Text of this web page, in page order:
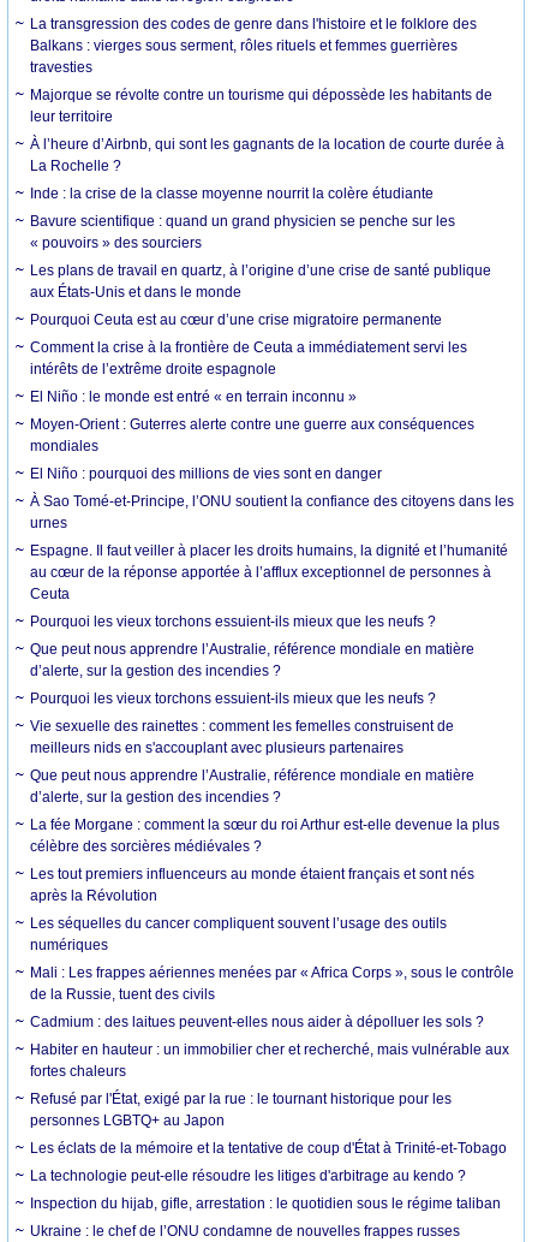
La transgression des codes de genre dans l'histoire et le folklore des
Balkans : vierges sous serment, rôles rituels et femmes guerrières
travesties
Majorque se révolte contre un tourisme qui dépossède les habitants de
leur territoire
À l’heure d’Airbnb, qui sont les gagnants de la location de courte durée à
La Rochelle ?
Inde : la crise de la classe moyenne nourrit la colère étudiante
Bavure scientifique : quand un grand physicien se penche sur les
« pouvoirs » des sourciers
Les plans de travail en quartz, à l’origine d’une crise de santé publique
aux États-Unis et dans le monde
Pourquoi Ceuta est au cœur d’une crise migratoire permanente
Comment la crise à la frontière de Ceuta a immédiatement servi les
intérêts de l’extrême droite espagnole
El Niño : le monde est entré « en terrain inconnu »
Moyen-Orient : Guterres alerte contre une guerre aux conséquences
mondiales
El Niño : pourquoi des millions de vies sont en danger
À Sao Tomé-et-Principe, l’ONU soutient la confiance des citoyens dans les
urnes
Espagne. Il faut veiller à placer les droits humains, la dignité et l’humanité
au cœur de la réponse apportée à l’afflux exceptionnel de personnes à
Ceuta
Pourquoi les vieux torchons essuient-ils mieux que les neufs ?
Que peut nous apprendre l’Australie, référence mondiale en matière
d’alerte, sur la gestion des incendies ?
Pourquoi les vieux torchons essuient-ils mieux que les neufs ?
Vie sexuelle des rainettes : comment les femelles construisent de
meilleurs nids en s'accouplant avec plusieurs partenaires
Que peut nous apprendre l’Australie, référence mondiale en matière
d’alerte, sur la gestion des incendies ?
La fée Morgane : comment la sœur du roi Arthur est-elle devenue la plus
célèbre des sorcières médiévales ?
Les tout premiers influenceurs au monde étaient français et sont nés
après la Révolution
Les séquelles du cancer compliquent souvent l’usage des outils
numériques
Mali : Les frappes aériennes menées par « Africa Corps », sous le contrôle
de la Russie, tuent des civils
Cadmium : des laitues peuvent-elles nous aider à dépolluer les sols ?
Habiter en hauteur : un immobilier cher et recherché, mais vulnérable aux
fortes chaleurs
Refusé par l'État, exigé par la rue : le tournant historique pour les
personnes LGBTQ+ au Japon
Les éclats de la mémoire et la tentative de coup d'État à Trinité-et-Tobago
La technologie peut-elle résoudre les litiges d'arbitrage au kendo ?
Inspection du hijab, gifle, arrestation : le quotidien sous le régime taliban
Ukraine : le chef de l’ONU condamne de nouvelles frappes russes